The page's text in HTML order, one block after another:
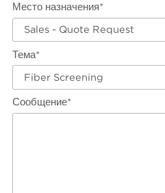
Место назначения*
Sales - Quote Request
Тема*
Fiber Screening
Сообщение*